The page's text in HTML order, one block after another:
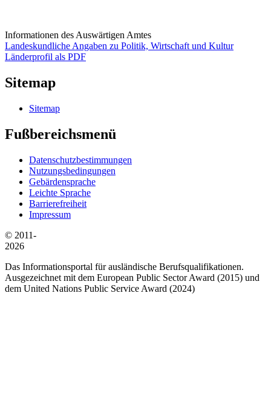
Informationen des Auswärtigen Amtes
Landeskundliche Angaben zu Politik, Wirtschaft und Kultur
Länderprofil als PDF
Sitemap
Sitemap
Fußbereichsmenü
Datenschutzbestimmungen
Nutzungsbedingungen
Gebärdensprache
Leichte Sprache
Barrierefreiheit
Impressum
© 2011-
2026
Das Informationsportal für ausländische Berufsqualifikationen.
Ausgezeichnet mit dem European Public Sector Award (2015) und
dem United Nations Public Service Award (2024)